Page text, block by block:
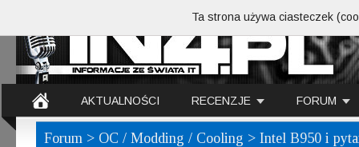
AKTUALNOŚCI RECENZJE FORUM
Forum > OC / Modding / Cooling > Intel B950 i
Ta strona używa ciasteczek